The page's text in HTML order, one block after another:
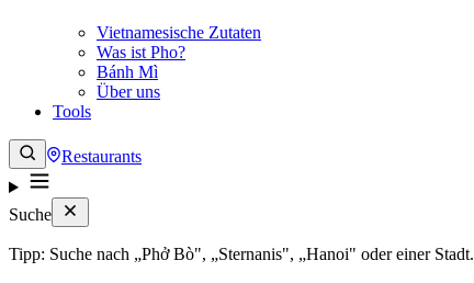
Vietnamesische Zutaten
Was ist Pho?
Bánh Mì
Über uns
Tools
Restaurants
Suche
Tipp: Suche nach „Phở Bò", „Sternanis", „Hanoi" oder einer Stadt.